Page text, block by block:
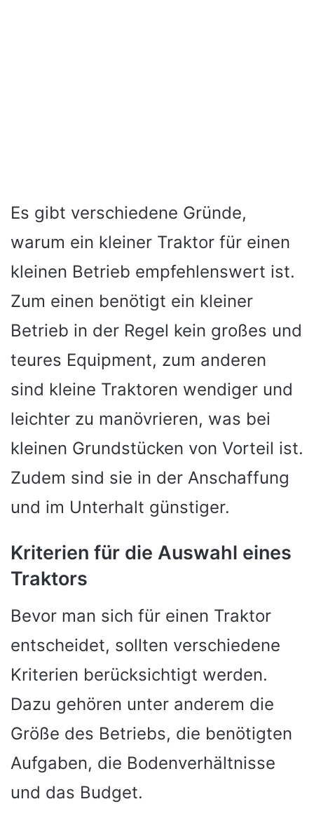
Es gibt verschiedene Gründe,
warum ein kleiner Traktor für einen
kleinen Betrieb empfehlenswert ist.
Zum einen benötigt ein kleiner
Betrieb in der Regel kein großes und
teures Equipment, zum anderen
sind kleine Traktoren wendiger und
leichter zu manövrieren, was bei
kleinen Grundstücken von Vorteil ist.
Zudem sind sie in der Anschaffung
und im Unterhalt günstiger.
Kriterien für die Auswahl eines
Traktors
Bevor man sich für einen Traktor
entscheidet, sollten verschiedene
Kriterien berücksichtigt werden.
Dazu gehören unter anderem die
Größe des Betriebs, die benötigten
Aufgaben, die Bodenverhältnisse
und das Budget.